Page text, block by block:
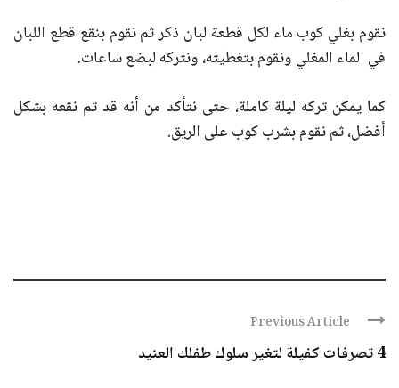
نقوم بغلي كوب ماء لكل قطعة لبان ذكر ثم نقوم بنقع قطع اللبان
في الماء المغلي ونقوم بتغطيته، ونتركه لبضع ساعات.
كما يمكن تركه ليلة كاملة، حتى نتأكد من أنه قد تم نقعه بشكل
أفضل، ثم نقوم بشرب كوب على الريق.
Previous Article
4 تصرفات كفيلة لتغير سلوك طفلك العنيد